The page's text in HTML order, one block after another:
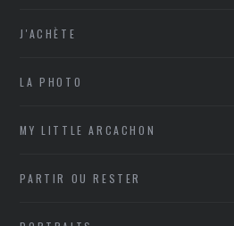
J'ACHÈTE
LA PHOTO
MY LITTLE ARCACHON
PARTIR OU RESTER